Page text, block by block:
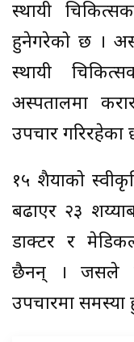
स्थायी
हुनेगरेको छ ।
स्थायी
अस्पतालमा
उपचार गरिरहेका
१५ शैयाको
बढाएर २३
डाक्टर र
छैनन् । जसले
उपचारमा समस्या